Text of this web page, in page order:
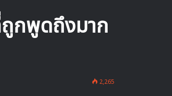
ถูกพูดถึงมาก
2,265